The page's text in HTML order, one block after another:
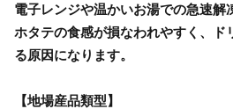
電子レンジや温かいお湯での急速解
ホタテの食感が損なわれやすく、ド
る原因になります。
【地場産品類型】